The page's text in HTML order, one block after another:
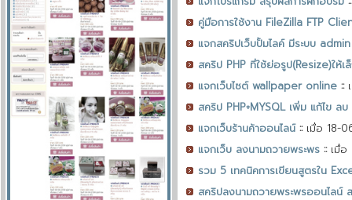
คู่มือการใช้งาน FileZilla FTP
แจกสคริปเว็บปั้มไลค์ มีระบบ
สคริป PHP ที่ใช้ย่อรูป(Resize)ให้
แจกเว็บไซต์ wallpaper online::
สคริป PHP+MYSQL เพิ่ม แก้ไข ล
แจกเว็บร้านค้าออนไลน์:: เมื่อ 18-
แจกเว็บ ลงนามถวายพระพร:: เมื่
รวม 5 เทคนิคการเขียนสูตรใน
สคริปลงนามถวายพระพรออนไลน์